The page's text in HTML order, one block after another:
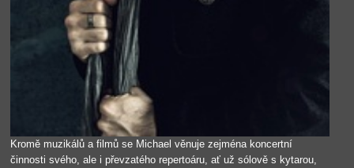
Kromě muzikálů a filmů se Michael věnuje zejména koncertní
činnosti svého, ale i převzatého repertoáru, ať už sólově s kytarou,